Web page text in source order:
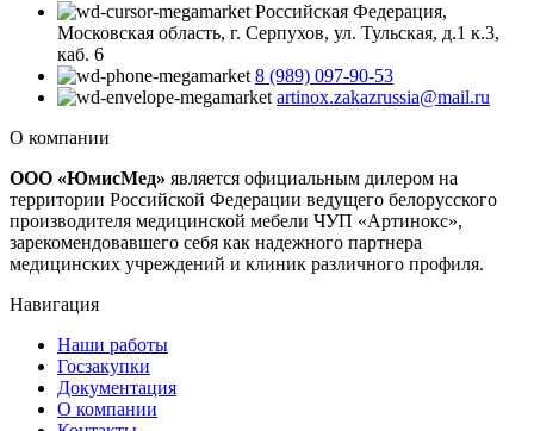
Российская Федерация,
Московская область, г. Серпухов, ул. Тульская, д.1 к.3,
каб. 6
8 (989) 097-90-53
artinox.zakazrussia@mail.ru
О компании
ООО «ЮмисМед» является официальным дилером на
территории Российской Федерации ведущего белорусского
производителя медицинской мебели ЧУП «Артинокс»,
зарекомендовавшего себя как надежного партнера
медицинских учреждений и клиник различного профиля.
Навигация
Наши работы
Госзакупки
Документация
О компании